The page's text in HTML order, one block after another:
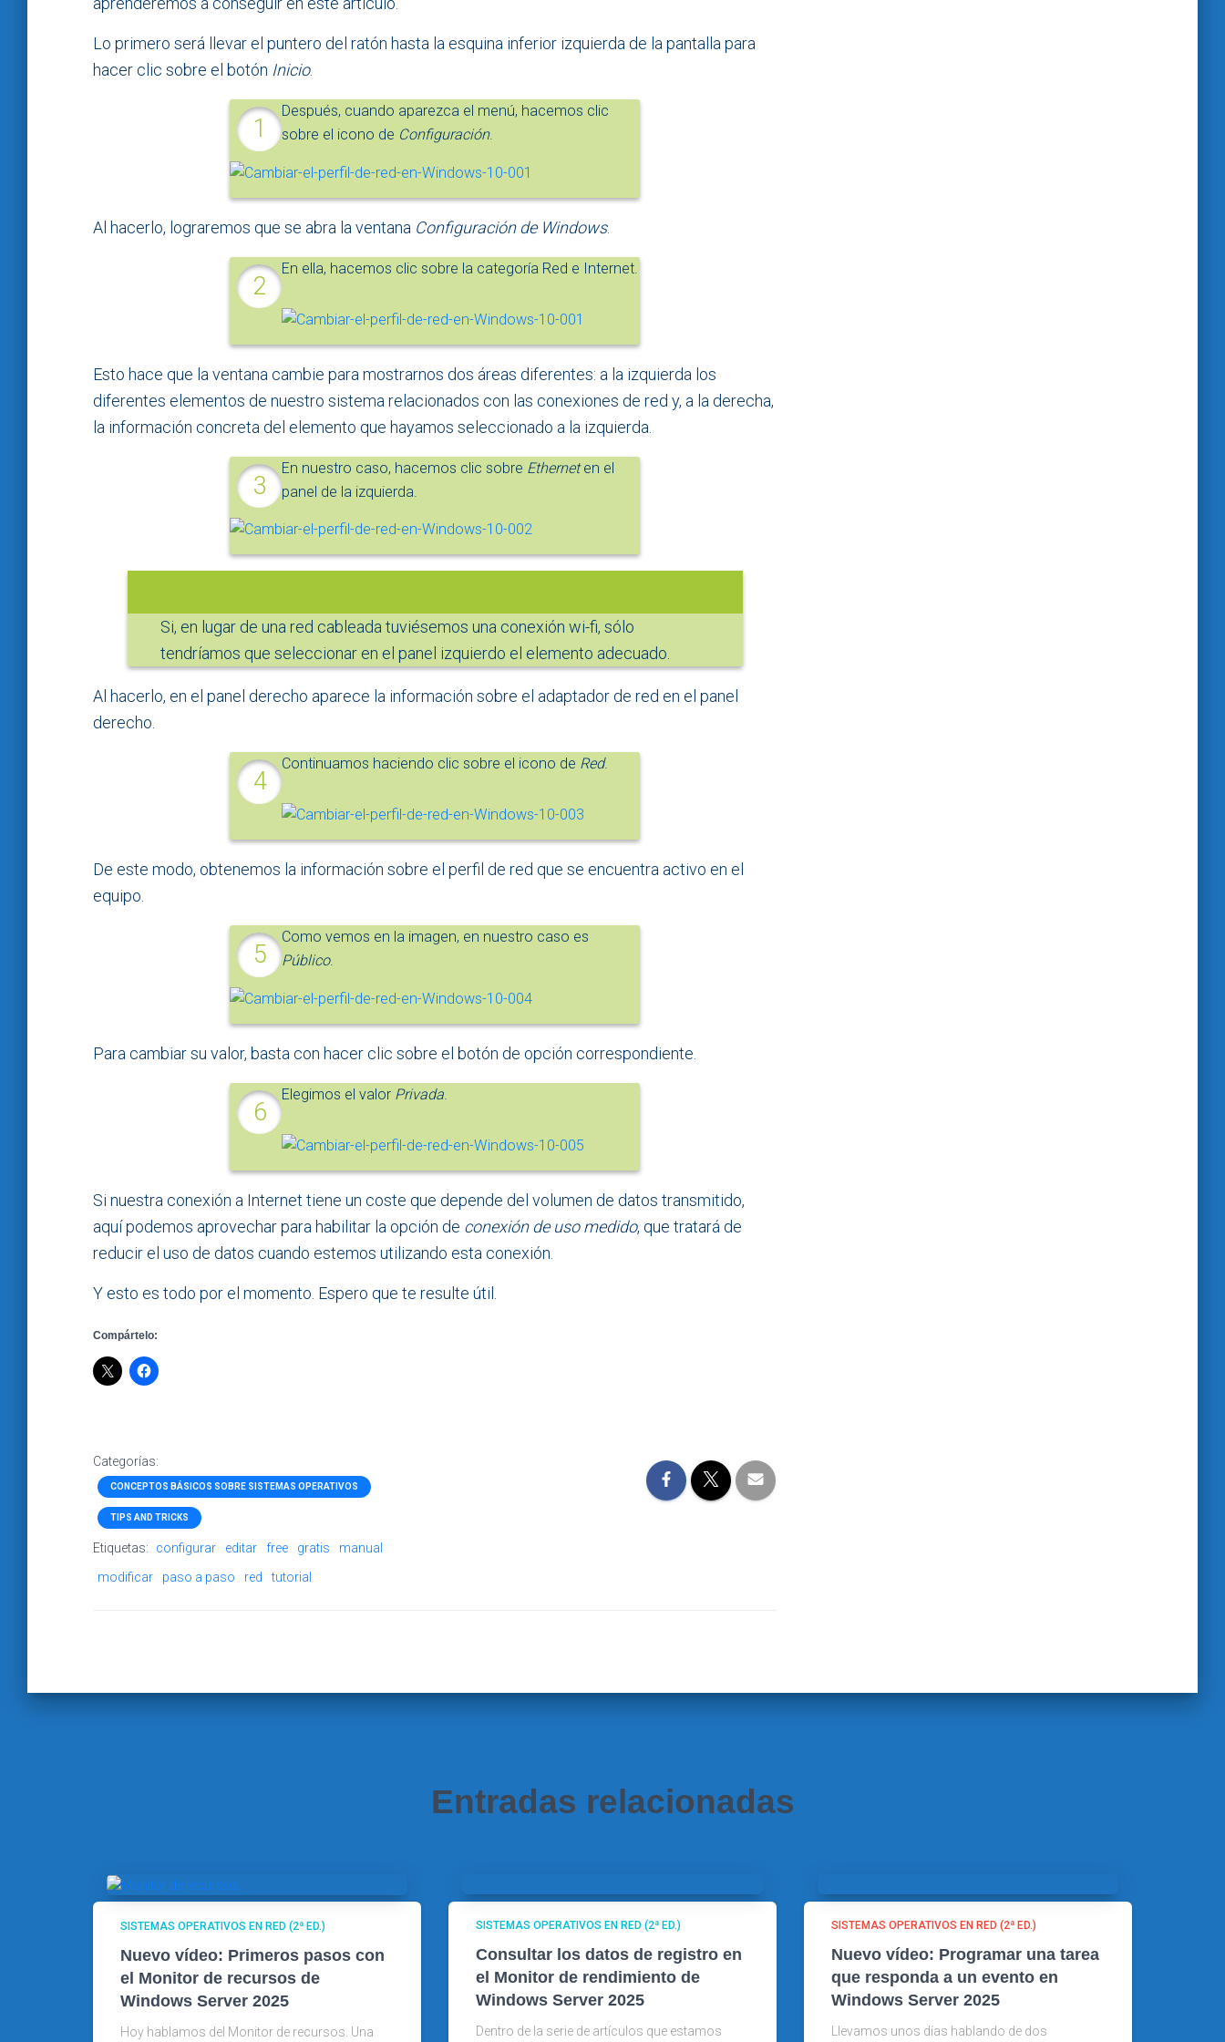
Lo primero será llevar el puntero del ratón hasta la esquina inferior izquierda de la pantalla para
hacer clic sobre el botón Inicio.
Después, cuando aparezca el menú, hacemos clic
sobre el icono de Configuración.
Al hacerlo, lograremos que se abra la ventana Configuración de Windows.
En ella, hacemos clic sobre la categoría Red e Internet.
Esto hace que la ventana cambie para mostrarnos dos áreas diferentes: a la izquierda los
diferentes elementos de nuestro sistema relacionados con las conexiones de red y, a la derecha,
la información concreta del elemento que hayamos seleccionado a la izquierda.
En nuestro caso, hacemos clic sobre Etherneten el
panel de la izquierda.
Si, en lugar de una red cableada tuviésemos una conexión wi-fi, sólo
tendríamos que seleccionar en el panel izquierdo el elemento adecuado.
Al hacerlo, en el panel derecho aparece la información sobre el adaptador de red en el panel
derecho.
Continuamos haciendo clic sobre el icono de Red.
De este modo, obtenemos la información sobre el perfil de red que se encuentra activo en el
equipo.
Como vemos en la imagen, en nuestro caso es
Público.
Para cambiar su valor, basta con hacer clic sobre el botón de opción correspondiente.
Elegimos el valor Privada.
Si nuestra conexión a Internet tiene un coste que depende del volumen de datos transmitido,
aquí podemos aprovechar para habilitar la opción de conexión de uso medido, que tratará de
reducir el uso de datos cuando estemos utilizando esta conexión.
Y esto es todo por el momento. Espero que te resulte útil.
Compártelo:
Categorías:
CONCEPTOS BÁSICOS SOBRE SISTEMAS OPERATIVOS
TIPS AND TRICKS
Etiquetas: configurar editar free gratis
manual
modificar
paso a paso red tutorial
Entradas relacionadas
SISTEMAS OPERATIVOS EN RED (2ª ED.)
Nuevo vídeo: Primeros pasos con
el Monitor de recursos de
Windows Server 2025
Hoy hablamos del Monitor de recursos. Una
SISTEMAS OPERATIVOS EN RED (2ª ED.)
Consultar los datos de registro en
el Monitor de rendimiento de
Windows Server 2025
Dentro de la serie de artículos que estamos
SISTEMAS OPERATIVOS EN RED (2ª ED.)
Nuevo vídeo: Programar una tarea
que responda a un evento en
Windows Server 2025
Llevamos unos días hablando de dos